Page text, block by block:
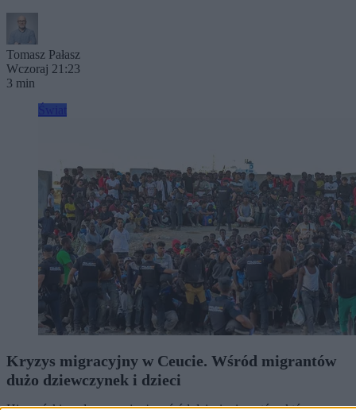
Tomasz Pałasz
Wczoraj 21:23
3 min
Kryzys migracyjny w Ceucie. Wśród migrantów
dużo dziewczynek i dzieci